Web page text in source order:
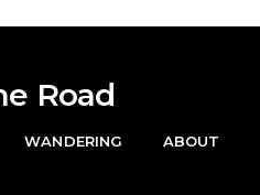
Road
WANDERING
ABOUT